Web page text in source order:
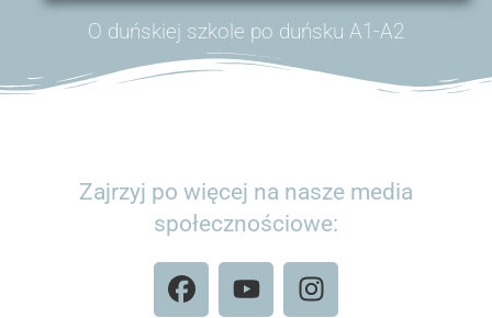
O duńskiej szkole po duńsku A1-A2
Zajrzyj po więcej na nasze media
społecznościowe: